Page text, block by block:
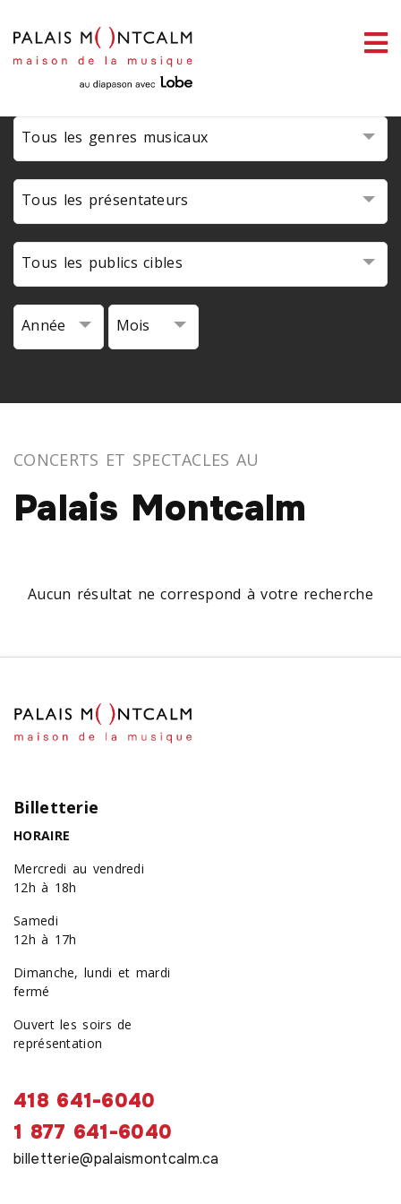
Tous les genres musicaux
Tous les présentateurs
Tous les publics cibles
Année Mois
CONCERTS ET SPECTACLES AU
Palais Montcalm
Aucun résultat ne correspond à votre recherche
Billetterie
HORAIRE
Mercredi au vendredi
12h à 18h
Samedi
12h à 17h
Dimanche, lundi et mardi
fermé
Ouvert les soirs de
représentation
418 641-6040
1 877 641-6040
billetterie@palaismontcalm.ca